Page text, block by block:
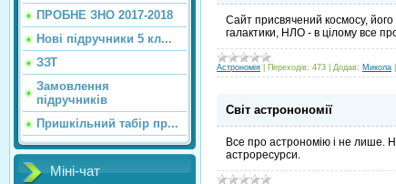
ПРОБНЕ ЗНО 2017-2018
Нові підручники 5 кл...
ЗЗТ
Замовлення
підручників
Пришкільний табір пр...
Міні-чат
Сайт присвячений космосу, його
галактики, НЛО - в цілому все
Астрономія Переходів: 473 Додав: Микола
Світ астронономії
Все про астрономію і не лише.
астроресурси.